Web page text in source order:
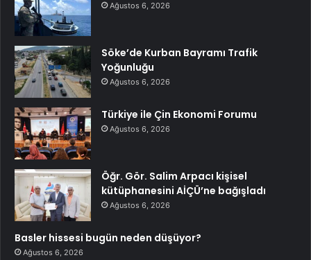
Ağustos 6, 2026
Söke’de Kurban Bayramı Trafik
Yoğunluğu
Ağustos 6, 2026
Türkiye ile Çin Ekonomi Forumu
Ağustos 6, 2026
Öğr. Gör. Salim Arpacı kişisel
kütüphanesini AİÇÜ’ne bağışladı
Ağustos 6, 2026
Basler hissesi bugün neden düşüyor?
Ağustos 6, 2026